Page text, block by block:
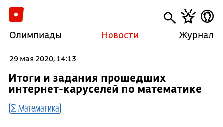
Олимпиады Новости Журнал
29 мая 2020, 14:13
Итоги и задания прошедших
интернет-каруселей по математике
Математика